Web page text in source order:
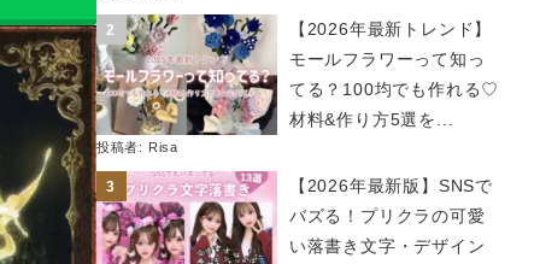
【2026年最新トレンド】
モールフラワーって知っ
てる？100均でも作れる♡
材料&作り方5選を...
投稿者: Risa
【2026年最新版】SNSで
バズる！プリクラの可愛
い落書き文字・デザイン